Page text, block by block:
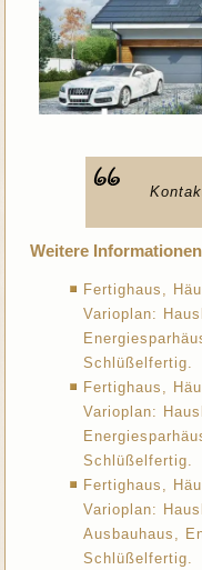
Weitere Informationen
Fertighaus,
Varioplan:
Schlüßelfertig.
Fertighaus,
Varioplan:
Schlüßelfertig.
Fertighaus,
Varioplan:
Ausbauhaus,
Schlüßelfertig.